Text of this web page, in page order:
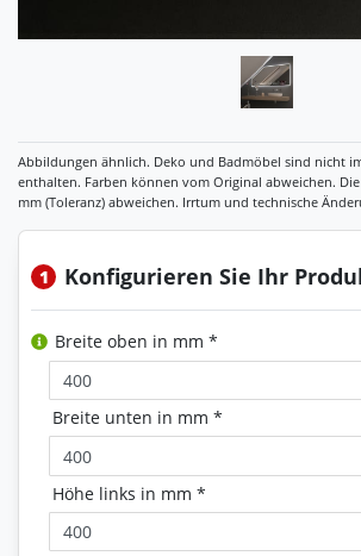
1 Konfigurieren Sie Ihr
Breite oben in mm *
Breite unten in mm *
Höhe links in mm *